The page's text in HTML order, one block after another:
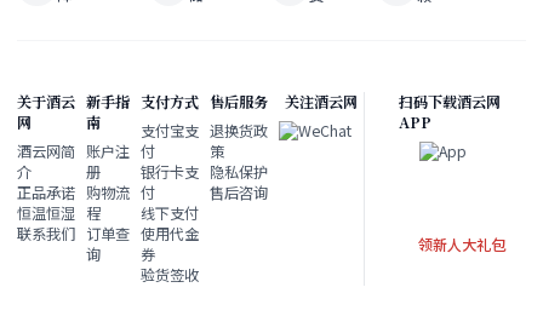
关于酒云
网
酒云网简
介
正品承诺
恒温恒湿
联系我们
新手指
南
账户注
册
购物流
程
订单查
询
支付方式
支付宝支
付
银行卡支
付
线下支付
使用代金
券
验货签收
售后服务
退换货政
策
隐私保护
售后咨询
关注酒云网
扫码下载酒云网
APP
领新人大礼包